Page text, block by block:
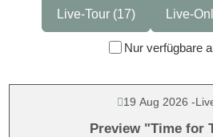
Live-Tour (17) Live-
Nur verfügbare
19 Aug 2026 -
Preview "Time for